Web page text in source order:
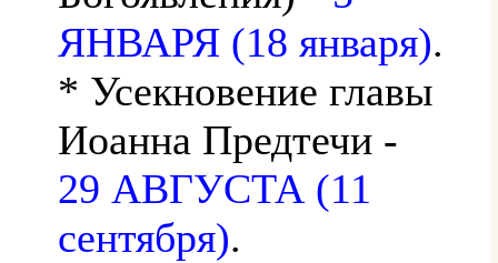
ЯНВАРЯ (18 января).
* Усекновение главы
Иоанна Предтечи -
29 АВГУСТА (11
сентября).